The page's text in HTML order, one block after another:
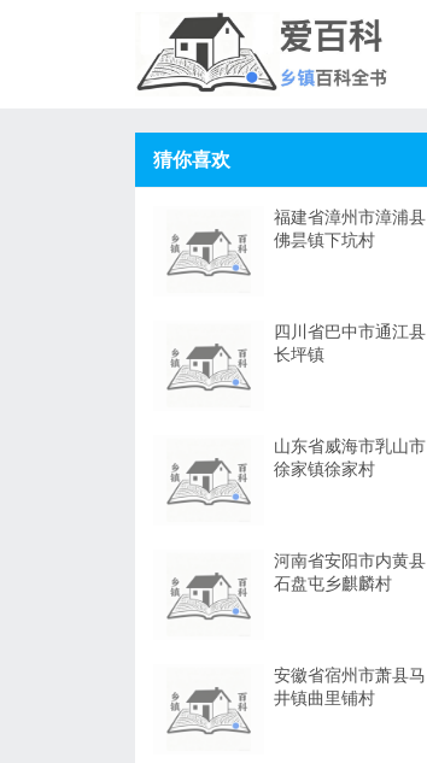
猜你喜欢
福建省漳州市漳浦县
佛昙镇下坑村
四川省巴中市通江县
长坪镇
山东省威海市乳山市
徐家镇徐家村
河南省安阳市内黄县
石盘屯乡麒麟村
安徽省宿州市萧县马
井镇曲里铺村